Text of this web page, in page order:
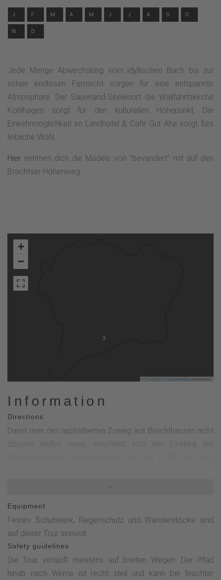
J F M A M J J A S O
N D
Jede Menge Abwechslung vom idyllischen Bach bis zur
schier endlosen Fernsicht sorgen für eine entspannte
Atmosphäre. Der Sauerland-Seelenort die Wallfahrtskirche
Kohlhagen sorgt für den kulturellen Höhepunkt. Die
Einkehrmöglichkeit im Landhotel & Café Gut Ahe sorgt fürs
leibliche Wohl.
Hier nehmen dich die Mädels von "bevandert" mit auf den
Brachtser Höhenweg.
3
+
−
Leaflet OpenStreetMapcontributors
Information
Directions
Damit man den asphaltierten Zuweg aus Brachthausen nicht
doppelt laufen muss, empfiehlt sich der Einstieg am
Wacholderheide und entlang weitläufiger Weiden talwärts
ins Silberbachtal.Dort wechselt man rechts auf die
Markierung „Z“ und wandert durch das idyllische,
abwechslungsreiche Tal. Mal eröffnen sich weite Ausblicke,
mal begleitet ein rauschender Bach den Weg – besonders
reizvoll ist sein mäandrierender Lauf im mittleren
Equipment
Festes Schuhwerk, Regenschutz und Wanderstöcke sind
auf dieser Tour sinnvoll.
Safety guidelines
Die Tour verläuft meistens auf breiten Wegen. Der Pfad
hinab nach Wirme ist recht steil und kann bei feuchter